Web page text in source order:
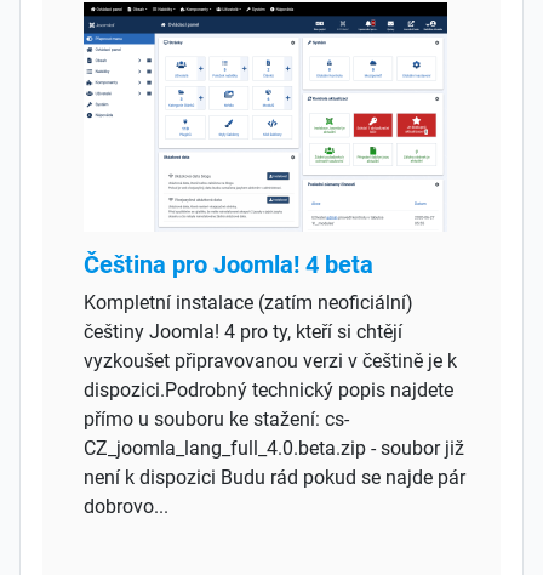
Čeština pro Joomla! 4 beta
Kompletní instalace (zatím neoficiální)
češtiny Joomla! 4 pro ty, kteří si chtějí
vyzkoušet připravovanou verzi v češtině je k
dispozici.Podrobný technický popis najdete
přímo u souboru ke stažení: cs-
CZ_joomla_lang_full_4.0.beta.zip - soubor již
není k dispozici Budu rád pokud se najde pár
dobrovo...